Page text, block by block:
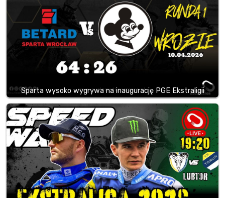
Sparta wysoko wygrywa na inaugurację PGE Ekstraligii